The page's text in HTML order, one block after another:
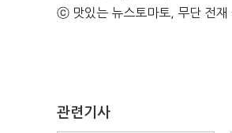
ⓒ 맛있는 뉴스토마토, 무단 전재
관련기사